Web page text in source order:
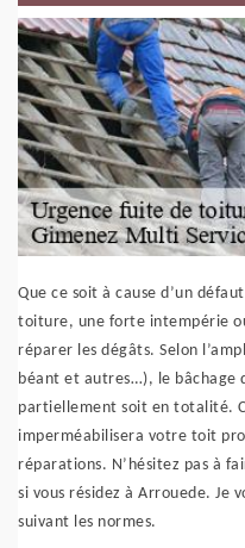
Que ce soit à cause d’un
toiture, une forte intempérie
réparer les dégâts. Selon
béant et autres…), le bâchage
partiellement soit en totalité.
imperméabilisera votre toit
réparations. N’hésitez pas à
si vous résidez à Arrouede. Je
suivant les normes.